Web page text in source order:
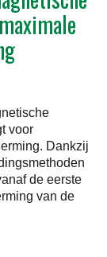
voor
Dankzij
de eerste
van de